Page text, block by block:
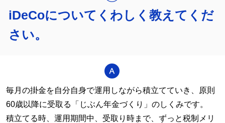
iDeCoについてくわしく教えてくだ
さい。
毎月の掛金を自分自身で運用しながら積立てていき、原則
60歳以降に受取る「じぶん年金づくり」のしくみです。
積立てる時、運用期間中、受取り時まで、ずっと税制メリ